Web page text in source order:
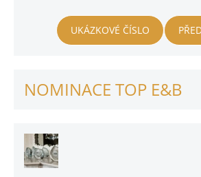
UKÁZKOVÉ ČÍSLO
NOMINACE TOP E&B